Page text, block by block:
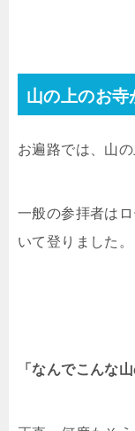
山の上のお寺
お遍路では、山
一般の参拝者は
いて登りました。
「なんでこんな